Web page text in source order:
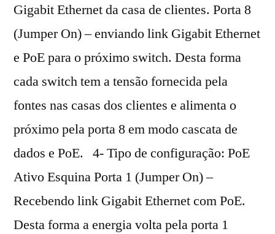
Gigabit Ethernet da casa de clientes. Porta 8
(Jumper On) – enviando link Gigabit Ethernet
e PoE para o próximo switch. Desta forma
cada switch tem a tensão fornecida pela
fontes nas casas dos clientes e alimenta o
próximo pela porta 8 em modo cascata de
dados e PoE. 4- Tipo de configuração: PoE
Ativo Esquina Porta 1 (Jumper On) –
Recebendo link Gigabit Ethernet com PoE.
Desta forma a energia volta pela porta 1